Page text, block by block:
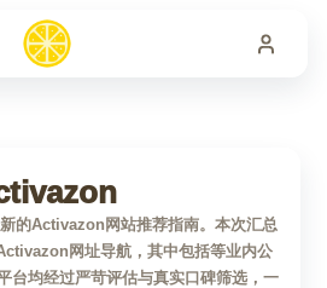
的Activazon网站推荐指南。本次汇总
网址导航，其中包括等业内公
台均经过严苛评估与真实口碑筛选，一